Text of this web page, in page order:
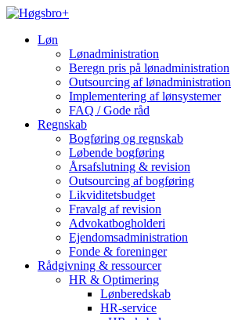
Løn
Lønadministration
Beregn pris på lønadministration
Outsourcing af lønadministration
Implementering af lønsystemer
FAQ / Gode råd
Regnskab
Bogføring og regnskab
Løbende bogføring
Årsafslutning & revision
Outsourcing af bogføring
Likviditetsbudget
Fravalg af revision
Advokatbogholderi
Ejendomsadministration
Fonde & foreninger
Rådgivning & ressourcer
HR & Optimering
Lønberedskab
HR-service